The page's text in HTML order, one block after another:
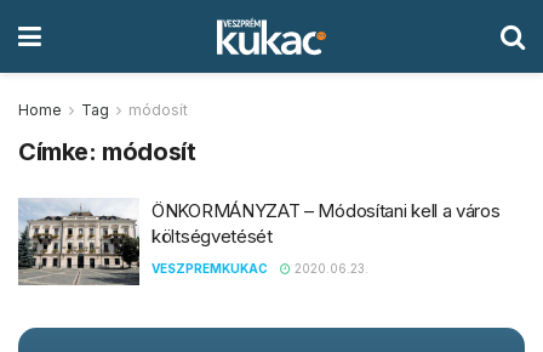
Home Tag módosít
Címke: módosít
ÖNKORMÁNYZAT – Módosítani kell a város
költségvetését
VESZPREMKUKAC 2020.06.23.